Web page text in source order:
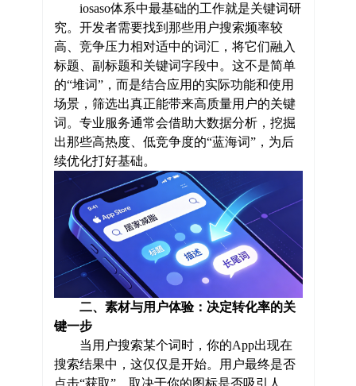
iosaso体系中最基础的工作就是关键词研
究。开发者需要找到那些用户搜索频率较
高、竞争压力相对适中的词汇，将它们融入
标题、副标题和关键词字段中。这不是简单
的“堆词”，而是结合应用的实际功能和使用
场景，筛选出真正能带来高质量用户的关键
词。专业服务通常会借助大数据分析，挖掘
出那些高热度、低竞争度的“蓝海词”，为后
续优化打好基础。
二、素材与用户体验：决定转化率的关
键一步
当用户搜索某个词时，你的App出现在
搜索结果中，这仅仅是开始。用户最终是否
点击“获取”，取决于你的图标是否吸引人、